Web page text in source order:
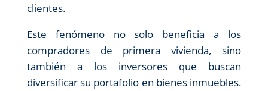
clientes.
Este fenómeno no solo beneficia a los
compradores de primera vivienda, sino
también a los inversores que buscan
diversificar su portafolio en bienes inmuebles.